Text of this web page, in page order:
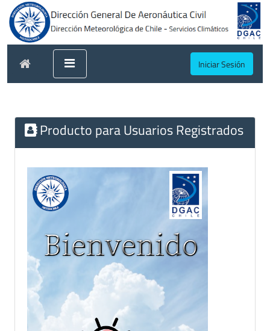
Iniciar Sesión
Producto para Usuarios Registrados